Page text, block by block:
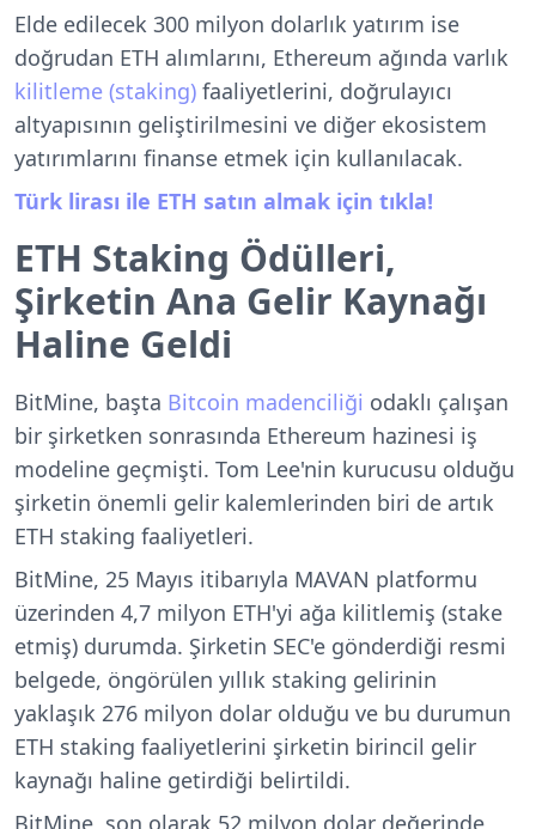
Elde edilecek 300 milyon dolarlık yatırım ise
doğrudan ETH alımlarını, Ethereum ağında varlık
kilitleme (staking) faaliyetlerini, doğrulayıcı
altyapısının geliştirilmesini ve diğer ekosistem
yatırımlarını finanse etmek için kullanılacak.
Türk lirası ile ETH satın almak için tıkla!
ETH Staking Ödülleri,
Şirketin Ana Gelir Kaynağı
Haline Geldi
BitMine, başta Bitcoin madenciliği odaklı çalışan
bir şirketken sonrasında Ethereum hazinesi iş
modeline geçmişti. Tom Lee'nin kurucusu olduğu
şirketin önemli gelir kalemlerinden biri de artık
ETH staking faaliyetleri.
BitMine, 25 Mayıs itibarıyla MAVAN platformu
üzerinden 4,7 milyon ETH'yi ağa kilitlemiş (stake
etmiş) durumda. Şirketin SEC'e gönderdiği resmi
belgede, öngörülen yıllık staking gelirinin
yaklaşık 276 milyon dolar olduğu ve bu durumun
ETH staking faaliyetlerini şirketin birincil gelir
kaynağı haline getirdiği belirtildi.
BitMine, son olarak 52 milyon dolar değerinde